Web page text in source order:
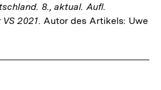
8., aktual. Aufl.
2021. Autor des Artikels: Uwe